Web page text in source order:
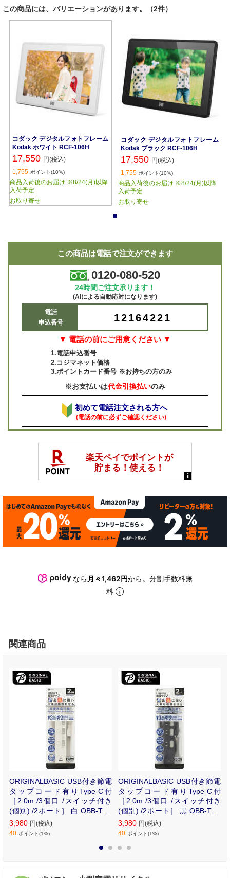
この商品には、バリエーションがあります。（2件）
コダック デジタルフォトフレーム
Kodak ホワイト RCF-106H
17,550 円(税込)
1,755 ポイント(10%)
商品入荷後のお届け ※8/24(月)以降
入荷予定
お取り寄せ
コダック デジタルフォトフレーム
Kodak ブラック RCF-106H
17,550 円(税込)
1,755 ポイント(10%)
商品入荷後のお届け ※8/24(月)以降
入荷予定
お取り寄せ
この商品は電話で注文ができます
0120-080-520
24時間ご注文承ります！
(AIによる自動応対になります)
電話
申込番号
12164221
▼ 電話の前にご用意ください ▼
1.電話申込番号
2.コジマネット価格
3.ポイントカード番号 ※お持ちの方のみ
※お支払いは代金引換払いのみ
初めて電話注文される方へ
(電話の前に必ずご確認ください)
なら 月々1,462円から。分割手数料無
料
関連商品
ORIGINALBASIC USB付き節電
タップコード有りType-C付
［2.0m /3個口 /スイッチ付き
(個別) /2ポート］ 白 OBB-TPK
321AC-W
3,980 円(税込)
40 ポイント(1%)
ORIGINALBASIC USB付き節電
タップコード有りType-C付
［2.0m /3個口 /スイッチ付き
(個別) /2ポート］ 黒 OBB-TPK
321AC-K
3,980 円(税込)
40 ポイント(1%)